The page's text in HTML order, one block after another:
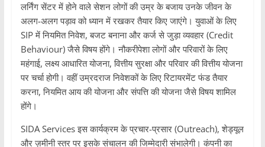
लर्निंग सेंटर में होने वाले सेशन लोगों की उम्र के बजाय उनके जीवन के
अलग-अलग पड़ाव को ध्यान में रखकर तैयार किए जाएंगे। युवाओं के लिए
SIP में नियमित निवेश, बजट बनाना और कर्ज से जुड़ा व्यवहार (Credit
Behaviour) जैसे विषय होंगे। नौकरीपेशा लोगों और परिवारों के लिए
महंगाई, लक्ष्य आधारित योजना, वित्तीय सुरक्षा और परिवार की वित्तीय योजना
पर चर्चा होगी। वहीं उम्रदराज निवेशकों के लिए रिटायरमेंट फंड तैयार
करना, नियमित आय की योजना और संपत्ति की योजना जैसे विषय शामिल
होंगे।
SIDA Services इस कार्यक्रम के प्रचार-प्रसार (Outreach), शेड्यूल
और ज़मीनी स्तर पर इसके संचालन की जिम्मेदारी संभालेगी। कंपनी का